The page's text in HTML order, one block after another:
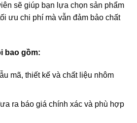
sẽ giúp bạn lựa chọn sản phẩm
ưu chi phí mà vẫn đảm bảo chất
bao gồm:
mã, thiết kế và chất liệu nhôm
ra báo giá chính xác và phù hợp